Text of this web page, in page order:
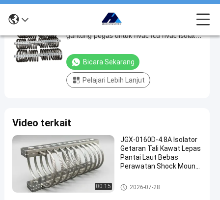
Produk
panas
di
pegas
untuk
hvac
hvac
isolator
Produk panas di 2024 isolator getaran
gantung pegas untuk hvac fcu hvac isolator
Bicara Sekarang
Pelajari Lebih Lanjut
Video terkait
00:15
JGX-0160D-4.8A Isolator
Getaran Tali Kawat Lepas
Pantai Laut Bebas
Perawatan Shock Mount
Isolator getaran tali kawat
2026-07-28